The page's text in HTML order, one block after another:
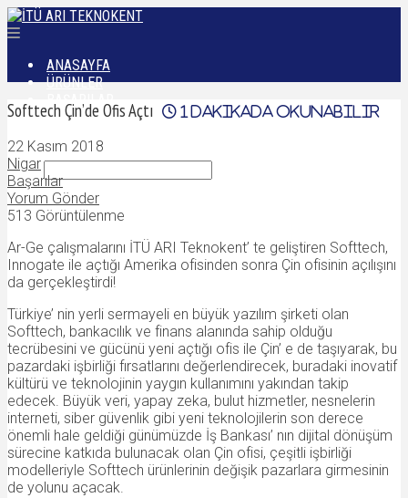
ANASAYFA
ÜRÜNLER
BAŞARILAR
DÜNYADAN
Softtech Çin’de Ofis Açtı 1 dakikada okunabilir
22 Kasım 2018
Nigar
Başarılar
Yorum Gönder
513 Görüntülenme
Ar-Ge çalışmalarını İTÜ ARI Teknokent’ te geliştiren Softtech,
Innogate ile açtığı Amerika ofisinden sonra Çin ofisinin açılışını
da gerçekleştirdi!
Türkiye’ nin yerli sermayeli en büyük yazılım şirketi olan
Softtech, bankacılık ve finans alanında sahip olduğu
tecrübesini ve gücünü yeni açtığı ofis ile Çin’ e de taşıyarak, bu
pazardaki işbirliği fırsatlarını değerlendirecek, buradaki inovatif
kültürü ve teknolojinin yaygın kullanımını yakından takip
edecek. Büyük veri, yapay zeka, bulut hizmetler, nesnelerin
interneti, siber güvenlik gibi yeni teknolojilerin son derece
önemli hale geldiği günümüzde İş Bankası’ nın dijital dönüşüm
sürecine katkıda bulunacak olan Çin ofisi, çeşitli işbirliği
modelleriyle Softtech ürünlerinin değişik pazarlara girmesinin
de yolunu açacak.